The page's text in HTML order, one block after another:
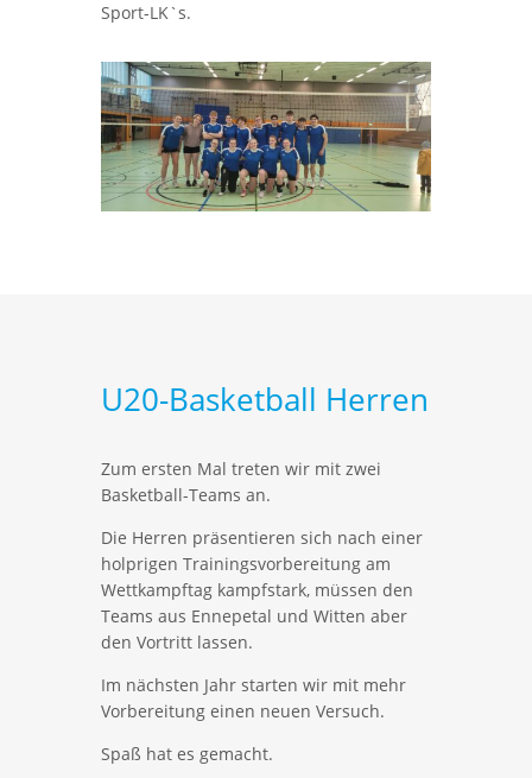
Sport-LK`s.
U20-Basketball Herren
Zum ersten Mal treten wir mit zwei
Basketball-Teams an.
Die Herren präsentieren sich nach einer
holprigen Trainingsvorbereitung am
Wettkampftag kampfstark, müssen den
Teams aus Ennepetal und Witten aber
den Vortritt lassen.
Im nächsten Jahr starten wir mit mehr
Vorbereitung einen neuen Versuch.
Spaß hat es gemacht.